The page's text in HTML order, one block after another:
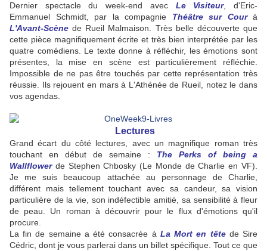
Dernier spectacle du week-end avec Le Visiteur, d'Eric-
Emmanuel Schmidt, par la compagnie Théâtre sur Courà
L'Avant-Scène de Rueil Malmaison. Très belle découverte que
cette pièce magnifiquement écrite et très bien interprétée par les
quatre comédiens. Le texte donne à réfléchir, les émotions sont
présentes, la mise en scène est particulièrement réfléchie.
Impossible de ne pas être touchés par cette représentation très
réussie. Ils rejouent en mars à L'Athénée de Rueil, notez le dans
vos agendas.
Lectures
Grand écart du côté lectures, avec un magnifique roman très
touchant en début de semaine : The Perks of being a
Wallflowerde Stephen Chbosky (Le Monde de Charlie en VF).
Je me suis beaucoup attachée au personnage de Charlie,
différent mais tellement touchant avec sa candeur, sa vision
particulière de la vie, son indéfectible amitié, sa sensibilité à fleur
de peau. Un roman à découvrir pour le flux d'émotions qu'il
procure.
La fin de semaine a été consacrée à La Mort en têtede Sire
Cédric, dont je vous parlerai dans un billet spécifique. Tout ce que